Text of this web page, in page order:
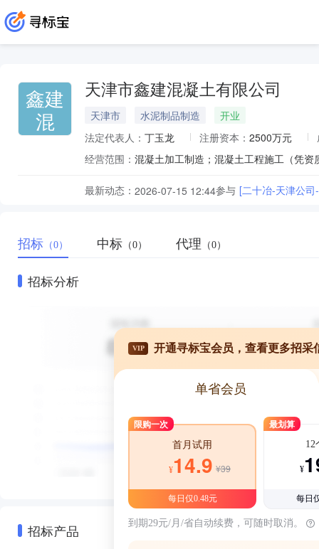
鑫建
混
天津市鑫建混凝土有限公司
天津市 水泥制品制造
开业
法定代表人： 丁玉龙 注册资本： 2500万元
经营范围：
最新动态： 2026-07-15 12:44参与 [二十冶-天津公
招标 （0） 中标 （0） 代理 （0）
招标分析
招标产品
VIP 开通寻标宝会员，查看更多招采
单省会员
限购一次
首月试用
¥14.9 ¥39
每日仅0.48元
最划算
12
¥
每日
到期29元/月/省自动续费，可随时取消。